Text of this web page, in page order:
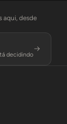
aqui, desde
decidindo